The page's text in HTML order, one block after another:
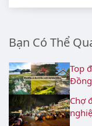
Bạn Có Thể
Top
Chợ